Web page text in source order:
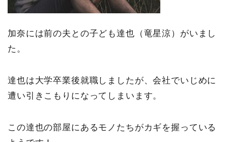
加奈には前の夫との子ども達也（竜星涼）がいまし
た。
達也は大学卒業後就職しましたが、会社でいじめに
遭い引きこもりになってしまいます。
この達也の部屋にあるモノたちがカギを握っている